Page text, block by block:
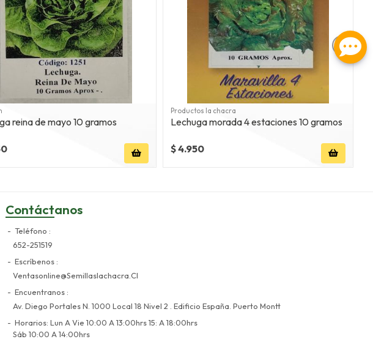
reina de mayo 10 gramos
Productos la chacra
Lechuga morada 4 estaciones 10 gramos
$ 4.950
Contáctanos
Teléfono
652-251519
Escríbenos
Ventasonline@semillaslachacra.cl
Encuentranos
Av. Diego Portales N. 1000 Local 18 Nivel 2 . Edificio España. Puerto Montt
Horarios: Lun A Vie 10:00 A 13:00hrs 15: A 18:00hrs
Sáb 10:00 A 14:00hrs